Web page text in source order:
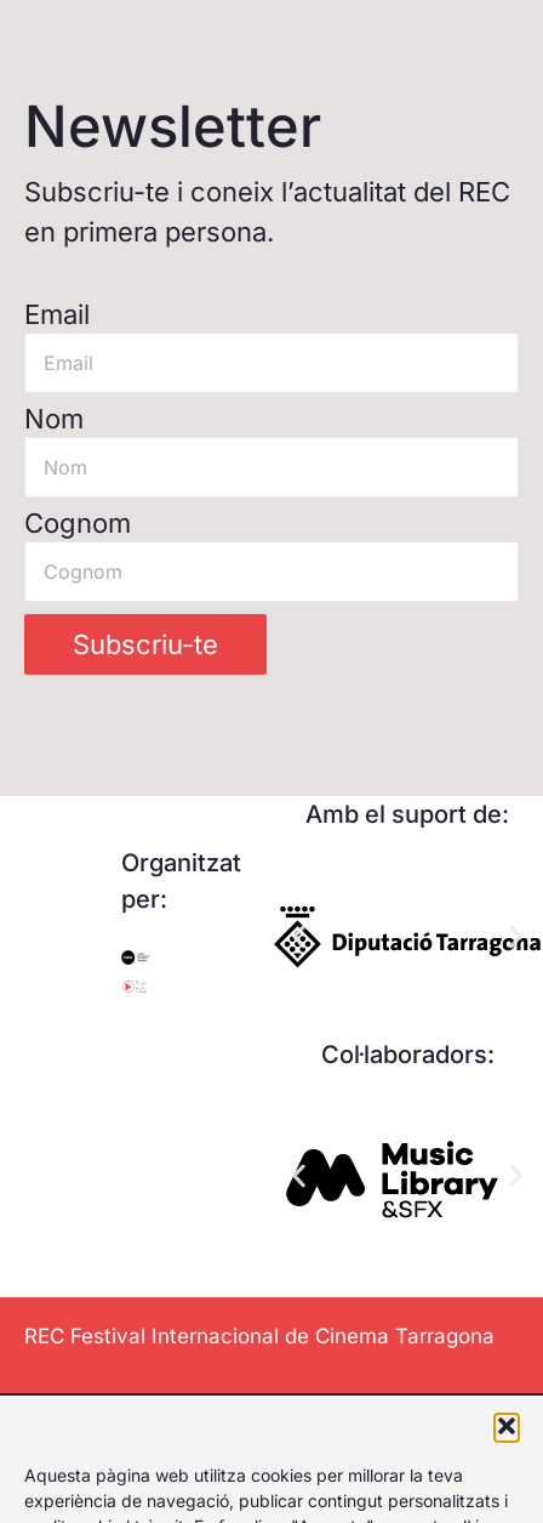
Aquesta pàgina web utilitza cookies per millorar la teva
experiència de navegació, publicar contingut personalitzats i
Newsletter
Subscriu-te i coneix l’actualitat del REC
en primera persona.
Email
Nom
Cognom
Subscriu-te
Organitzat
per:
Amb el suport de:
Col·laboradors:
REC Festival Internacional de Cinema Tarragona
Internacional de
Cinema de